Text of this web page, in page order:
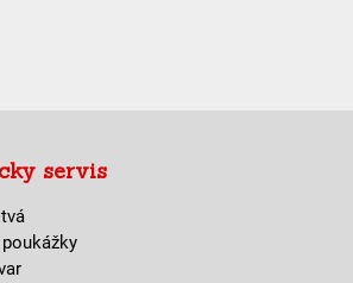
servis